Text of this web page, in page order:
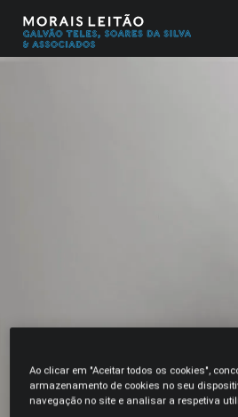
Ao clicar em "Aceitar todos os cookies",
armazenamento de cookies no seu
navegação no site e analisar a respetiva